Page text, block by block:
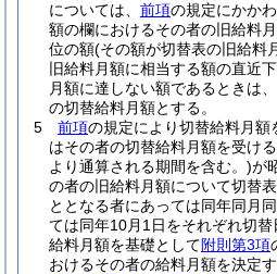
については、 前項の規定にかか
額の欄におけるその者の旧給料
位の額(その額が切替表の旧給料
旧給料月額に相当する額の直近
月額に達しない額であるときは
の切替給料月額とする。
5
前項の規定により切替給料月額
はその者の切替給料月額を受け
より通算される期間を含む。)が
の者の旧給料月額について切替
ととなる者にあっては同年同月
ては同年10月1日をそれぞれ切
給料月額を基礎として附則第3項
おけるその者の給料月額を決定す